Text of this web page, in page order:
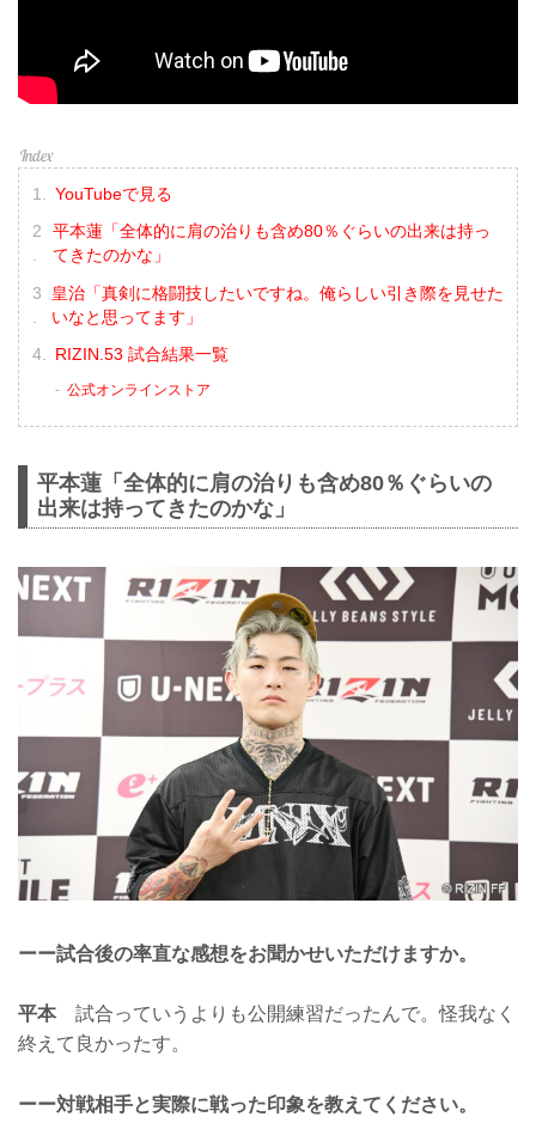
YouTubeで見る
平本蓮「全体的に肩の治りも含め80％ぐらいの出来は持っ
てきたのかな」
皇治「真剣に格闘技したいですね。俺らしい引き際を見せた
いなと思ってます」
RIZIN.53 試合結果一覧
公式オンラインストア
平本蓮「全体的に肩の治りも含め80％ぐらいの
出来は持ってきたのかな」
ーー試合後の率直な感想をお聞かせいただけますか。
平本試合っていうよりも公開練習だったんで。怪我なく
終えて良かったす。
ーー対戦相手と実際に戦った印象を教えてください。